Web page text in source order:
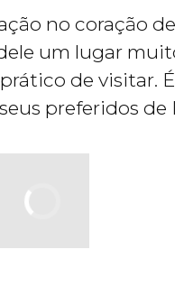
no coração de
um lugar
de visitar.
preferidos de